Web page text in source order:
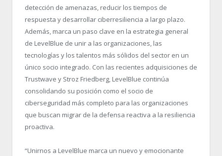
detección de amenazas, reducir los tiempos de
respuesta y desarrollar ciberresiliencia a largo plazo.
Además, marca un paso clave en la estrategia general
de LevelBlue de unir a las organizaciones, las
tecnologías y los talentos más sólidos del sector en un
único socio integrado. Con las recientes adquisiciones de
Trustwave y Stroz Friedberg, LevelBlue continúa
consolidando su posición como el socio de
ciberseguridad más completo para las organizaciones
que buscan migrar de la defensa reactiva a la resiliencia
proactiva.
“Unirnos a LevelBlue marca un nuevo y emocionante